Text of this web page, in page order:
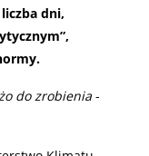
dni,
do zrobienia -